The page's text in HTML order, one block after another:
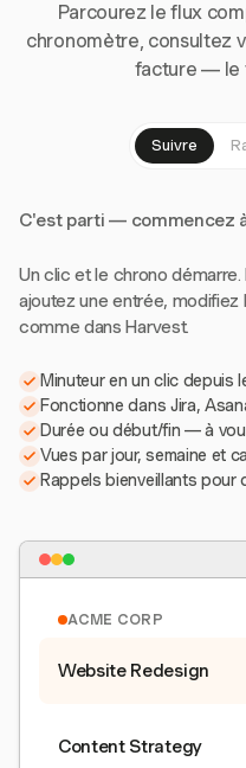
Parcourez le flux
chronomètre, consultez
facture — le
Suivre
C'est parti — commencez
Un clic et le chrono démarre.
ajoutez une entrée,
comme dans Harvest.
Minuteur en un clic depuis
Fonctionne dans Jira,
Durée ou début/fin — à
Vues par jour, semaine et
Rappels bienveillants pour
ACME CORP
Website Redesign
Content Strategy